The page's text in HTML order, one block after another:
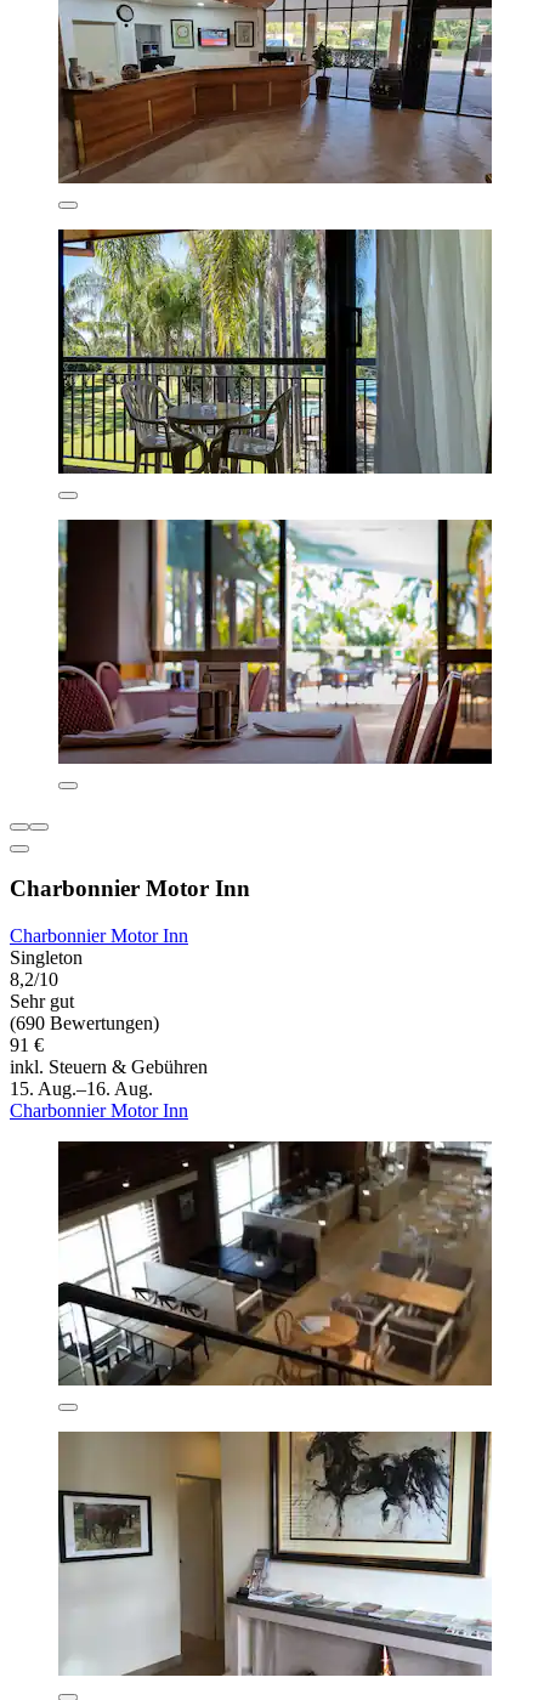
Charbonnier Motor Inn
Charbonnier Motor Inn
Singleton
8,2/10
Sehr gut
(690 Bewertungen)
91 €
inkl. Steuern & Gebühren
15. Aug.–16. Aug.
Charbonnier Motor Inn